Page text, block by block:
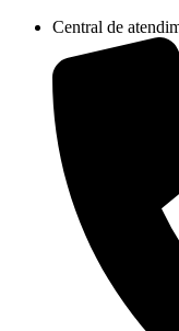
conteúdo
Central de